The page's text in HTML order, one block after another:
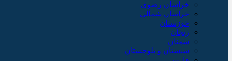
خراسان رضوی
خراسان شمالی
خوزستان
زنجان
سمنان
سیستان و بلوچستان